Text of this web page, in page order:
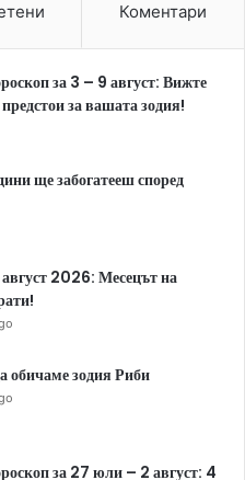
Коментари
за 3 – 9 август: Вижте
за вашата зодия!
ще забогатееш според
2026: Месецът на
обичаме зодия Риби
за 27 юли – 2 август: 4